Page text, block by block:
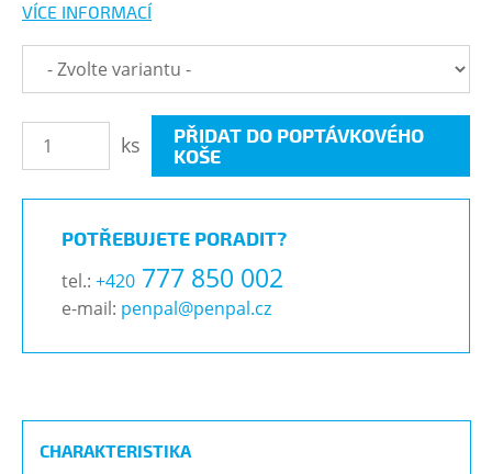
VÍCE INFORMACÍ
ks
PŘIDAT DO POPTÁVKOVÉHO
KOŠE
POTŘEBUJETE PORADIT?
tel.: +420 777 850 002
e-mail: penpal@penpal.cz
CHARAKTERISTIKA